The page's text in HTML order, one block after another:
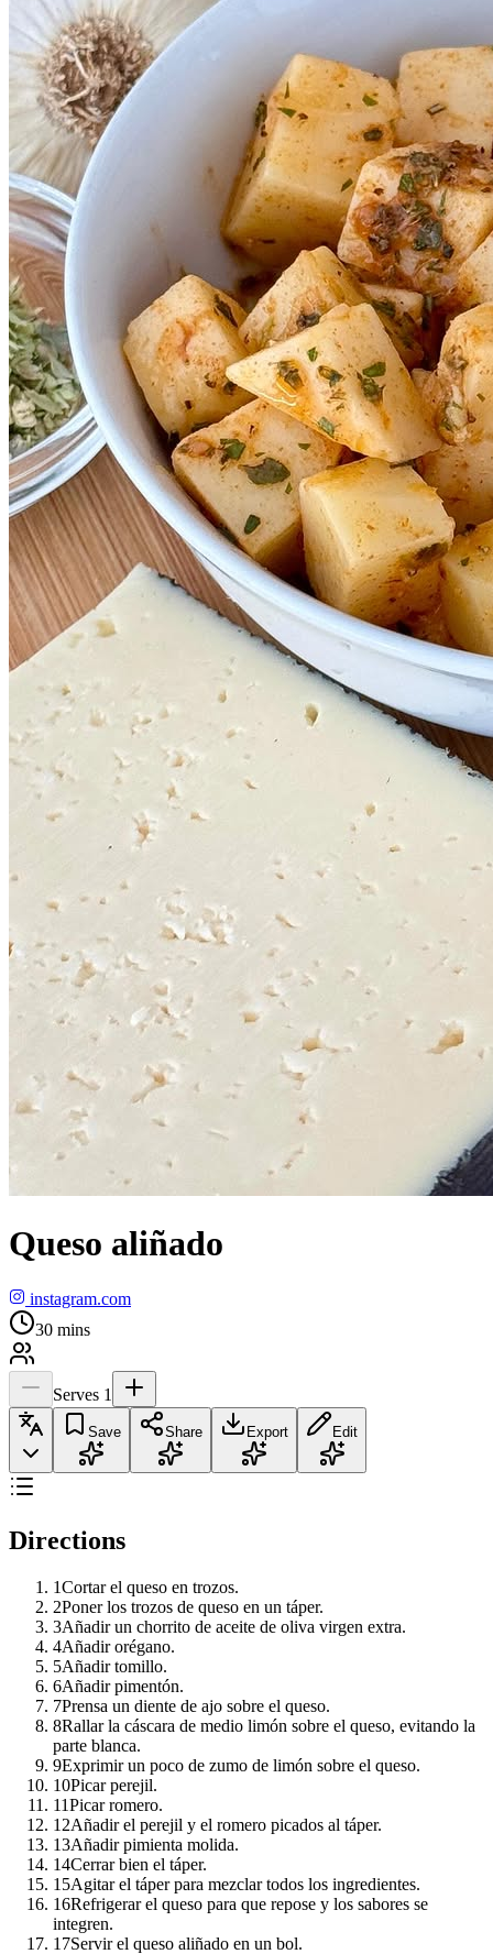
Queso aliñado
instagram.com
30 mins
Serves 1
Save Share Export Edit
Directions
1Cortar el queso en trozos.
2Poner los trozos de queso en un táper.
3Añadir un chorrito de aceite de oliva virgen extra.
4Añadir orégano.
5Añadir tomillo.
6Añadir pimentón.
7Prensa un diente de ajo sobre el queso.
8Rallar la cáscara de medio limón sobre el queso, evitando la
parte blanca.
9Exprimir un poco de zumo de limón sobre el queso.
10Picar perejil.
11Picar romero.
12Añadir el perejil y el romero picados al táper.
13Añadir pimienta molida.
14Cerrar bien el táper.
15Agitar el táper para mezclar todos los ingredientes.
16Refrigerar el queso para que repose y los sabores se
integren.
17Servir el queso aliñado en un bol.